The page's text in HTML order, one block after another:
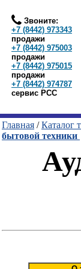
Звоните:
+7 (8442) 973343
продажи
+7 (8442) 975003
продажи
+7 (8442) 975015
продажи
+7 (8442) 974787
сервис РСС
Главная /Каталог
бытовой техники